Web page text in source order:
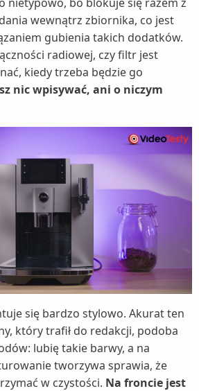
wewnątrz zbiornika, co jest
gubienia takich dodatków.
radiowej, czy filtr jest
kiedy trzeba będzie go
nic wpisywać, ani o niczym
się bardzo stylowo. Akurat ten
który trafił do redakcji, podoba
lubię takie barwy, a na
tworzywa sprawia, że
w czystości. Na froncie jest